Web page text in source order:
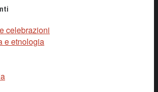
celebrazioni
e etnologia